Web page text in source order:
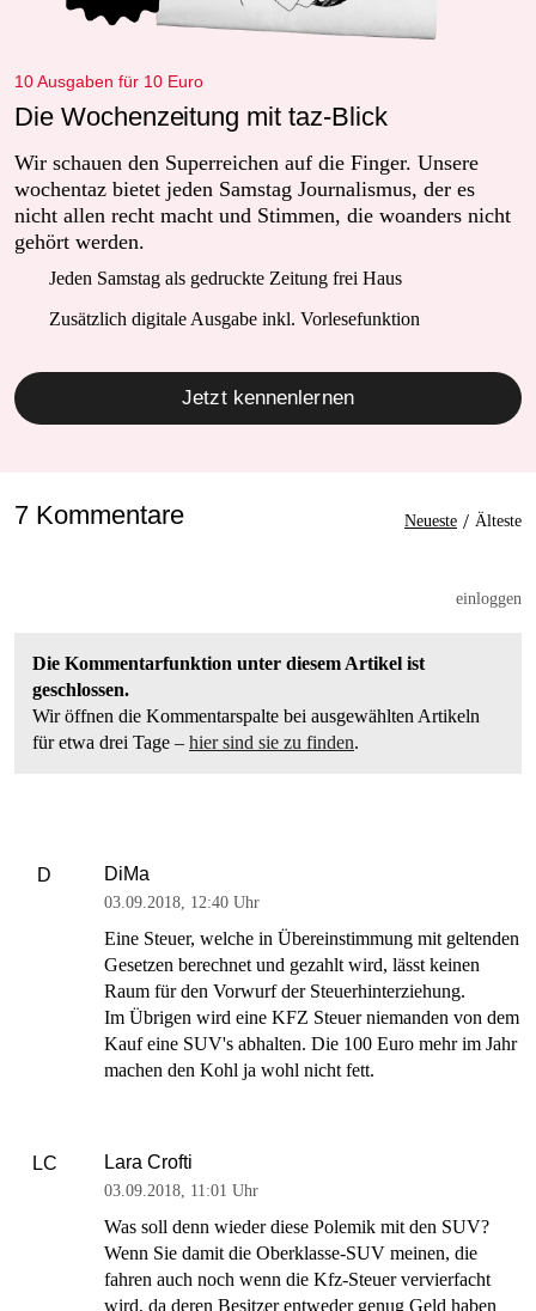
10 Ausgaben für 10 Euro
Die Wochenzeitung mit taz-Blick
Wir schauen den Superreichen auf die Finger. Unsere
wochentaz bietet jeden Samstag Journalismus, der es
nicht allen recht macht und Stimmen, die woanders nicht
gehört werden.
Jeden Samstag als gedruckte Zeitung frei Haus
Zusätzlich digitale Ausgabe inkl. Vorlesefunktion
Jetzt kennenlernen
7 Kommentare Neueste / Älteste
Die Kommentarfunktion unter diesem Artikel ist
geschlossen.
Wir öffnen die Kommentarspalte bei ausgewählten Artikeln
für etwa drei Tage – hier sind sie zu finden.
einloggen
D DiMa
03.09.2018, 12:40 Uhr
Eine Steuer, welche in Übereinstimmung mit geltenden
Gesetzen berechnet und gezahlt wird, lässt keinen
Raum für den Vorwurf der Steuerhinterziehung.
Im Übrigen wird eine KFZ Steuer niemanden von dem
Kauf eine SUV's abhalten. Die 100 Euro mehr im Jahr
machen den Kohl ja wohl nicht fett.
LC Lara Crofti
03.09.2018, 11:01 Uhr
Was soll denn wieder diese Polemik mit den SUV?
Wenn Sie damit die Oberklasse-SUV meinen, die
fahren auch noch wenn die Kfz-Steuer vervierfacht
wird, da deren Besitzer entweder genug Geld haben